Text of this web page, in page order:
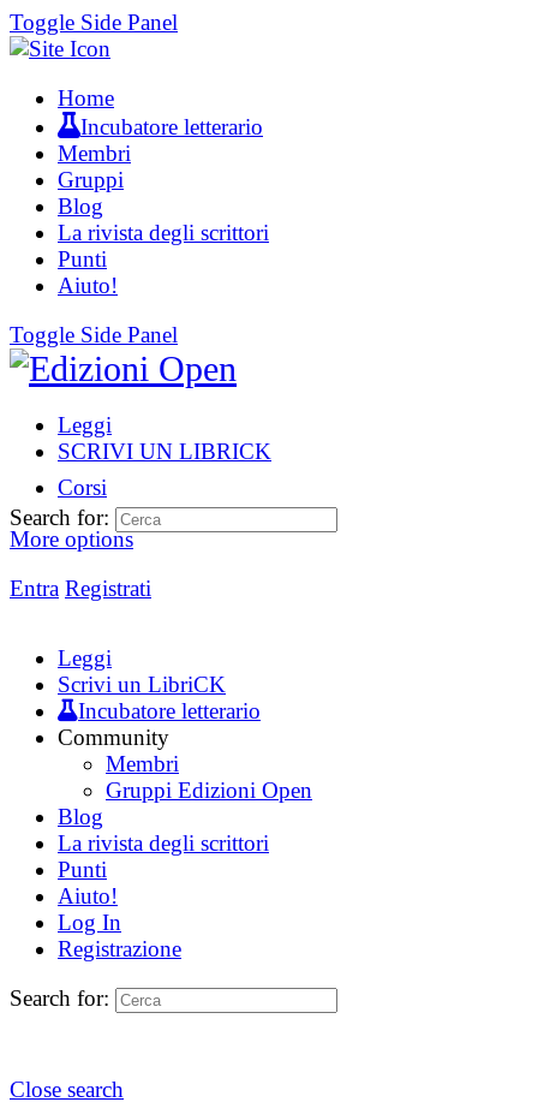
Toggle Side Panel
Home
Incubatore letterario
Membri
Gruppi
Blog
La rivista degli scrittori
Punti
Aiuto!
Toggle Side Panel
Leggi
SCRIVI UN LIBRICK
Corsi
More options
Entra Registrati
Search for:
Leggi
Scrivi un LibriCK
Incubatore letterario
Community
Membri
Gruppi Edizioni Open
Blog
La rivista degli scrittori
Punti
Aiuto!
Log In
Registrazione
Search for:
Close search